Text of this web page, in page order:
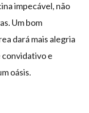
impecável, não
Um bom
dará mais alegria
e
oásis.